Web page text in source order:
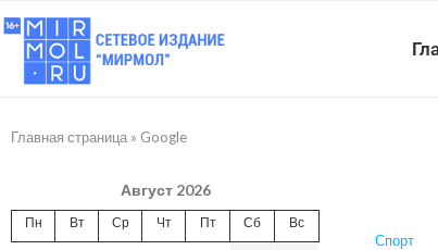
Главная страница » Google
Спорт
Август 2026
Пн Вт Ср Чт Пт Сб Вс